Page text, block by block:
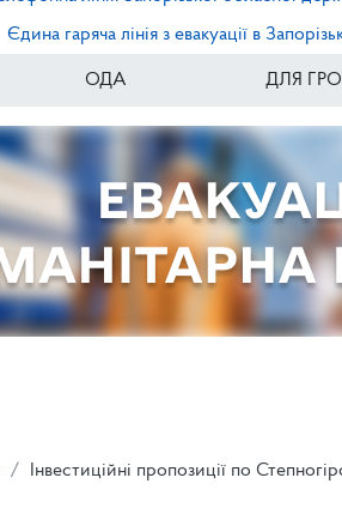
Єдина гаряча лінія з евакуації в
ОДА ДЛЯ
Інвестиційні пропозиції по